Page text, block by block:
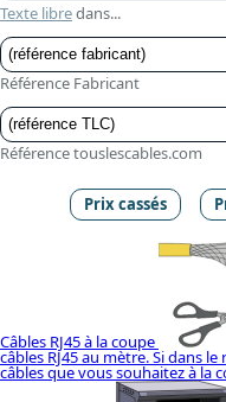
Texte libredans...
Référence Fabricant
Référence touslescables.com
Prix cassés
Câbles RJ45 à la coupe
câbles RJ45 au mètre. Si dans
câbles que vous souhaitez à la